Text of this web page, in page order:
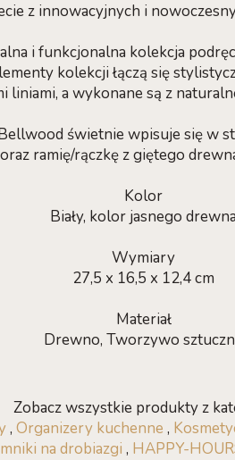
z innowacyjnych i
i funkcjonalna kolekcja
kolekcji łączą się
liniami, a wykonane są z
świetnie wpisuje się w
ramię/rączkę z giętego
Kolor
Biały, kolor jasnego drewna
Wymiary
27,5 x 16,5 x 12,4 cm
Materiał
Drewno, Tworzywo
Zobacz wszystkie produkty z
, Organizery kuchenne ,
na drobiazgi , HAPPY-